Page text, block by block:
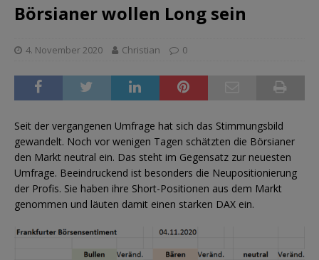
Börsianer wollen Long sein
4. November 2020 Christian 0
Seit der vergangenen Umfrage hat sich das Stimmungsbild
gewandelt. Noch vor wenigen Tagen schätzten die Börsianer
den Markt neutral ein. Das steht im Gegensatz zur neuesten
Umfrage. Beeindruckend ist besonders die Neupositionierung
der Profis. Sie haben ihre Short-Positionen aus dem Markt
genommen und läuten damit einen starken DAX ein.